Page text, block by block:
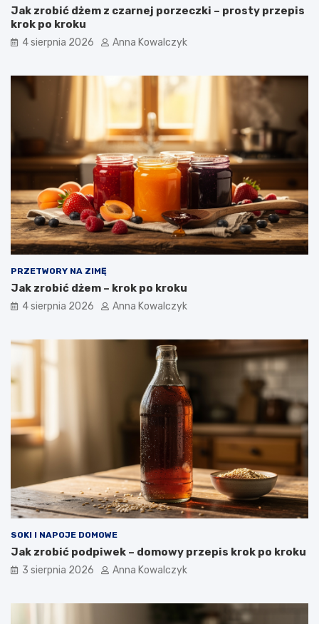
Jak zrobić dżem z czarnej porzeczki – prosty przepis
krok po kroku
4 sierpnia 2026 Anna Kowalczyk
PRZETWORY NA ZIMĘ
Jak zrobić dżem – krok po kroku
4 sierpnia 2026 Anna Kowalczyk
SOKI I NAPOJE DOMOWE
Jak zrobić podpiwek – domowy przepis krok po kroku
3 sierpnia 2026 Anna Kowalczyk